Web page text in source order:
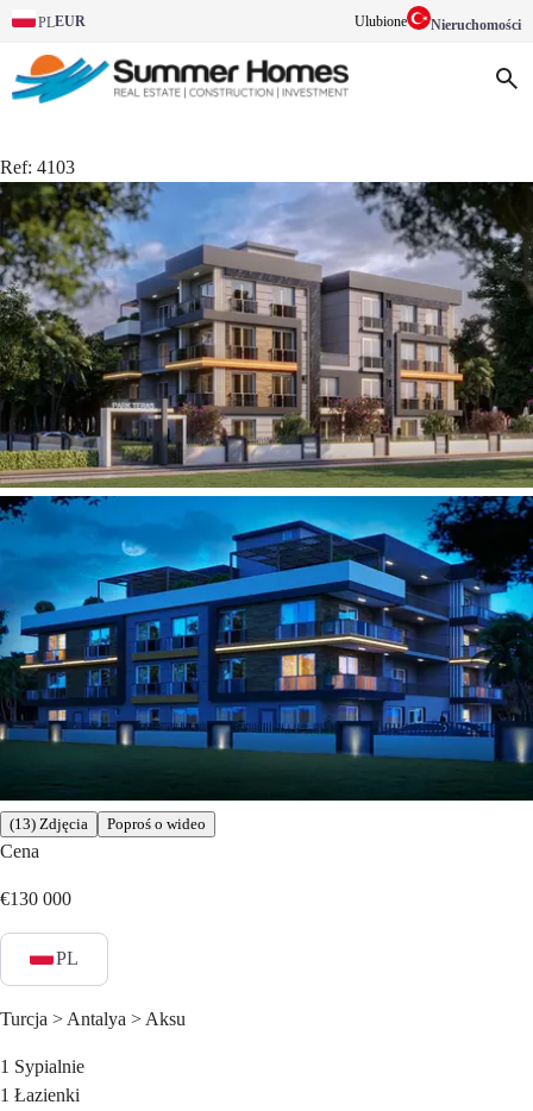
PLEUR Ulubione Nieruchomości
Ref: 4103
(13) Zdjęcia Poproś o wideo
Cena
€130 000
PL
Turcja > Antalya > Aksu
1 Sypialnie
1 Łazienki